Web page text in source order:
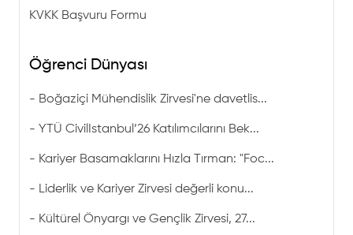
KVKK Başvuru Formu
Öğrenci Dünyası
- Boğaziçi Mühendislik Zirvesi'ne davetlis...
- YTÜ CivilIstanbul’26 Katılımcılarını Bek...
- Kariyer Basamaklarını Hızla Tırman: "Foc...
- Liderlik ve Kariyer Zirvesi değerli konu...
- Kültürel Önyargı ve Gençlik Zirvesi, 27...